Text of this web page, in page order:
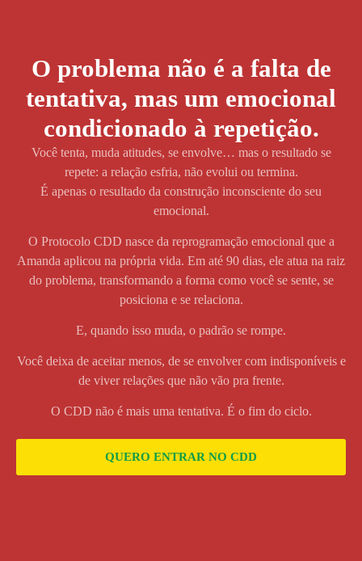
O problema não é a falta de
tentativa, mas um emocional
condicionado à repetição.
Você tenta, muda atitudes, se envolve… mas o resultado se
repete: a relação esfria, não evolui ou termina.
É apenas o resultado da construção inconsciente do seu
emocional.
O Protocolo CDD nasce da reprogramação emocional que a
Amanda aplicou na própria vida. Em até 90 dias, ele atua na raiz
do problema, transformando a forma como você se sente, se
posiciona e se relaciona.
E, quando isso muda, o padrão se rompe.
Você deixa de aceitar menos, de se envolver com indisponíveis e
de viver relações que não vão pra frente.
O CDD não é mais uma tentativa. É o fim do ciclo.
QUERO ENTRAR NO CDD